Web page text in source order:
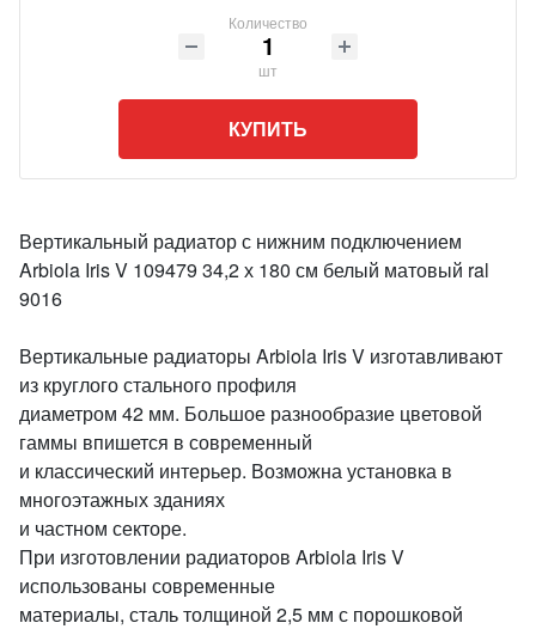
Количество
шт
КУПИТЬ
Вертикальный радиатор с нижним подключением
Arbiola Iris V 109479 34,2 х 180 см белый матовый ral
9016
Вертикальные радиаторы Arbiola Iris V изготавливают
из круглого стального профиля
диаметром 42 мм. Большое разнообразие цветовой
гаммы впишется в современный
и классический интерьер. Возможна установка в
многоэтажных зданиях
и частном секторе.
При изготовлении радиаторов Arbiola Iris V
использованы современные
материалы, сталь толщиной 2,5 мм с порошковой